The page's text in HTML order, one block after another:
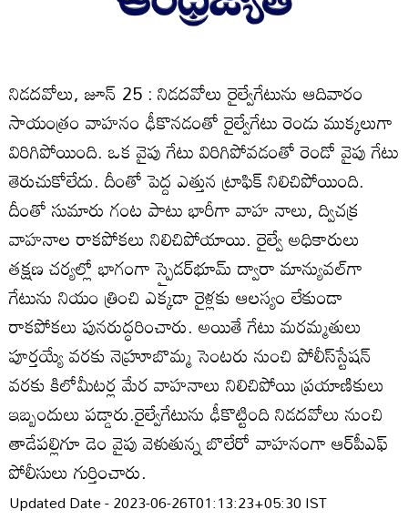
నిడదవోలు, జూన్‌ 25 : నిడదవోలు రైల్వేగేటును ఆదివారం
సాయంత్రం వాహనం ఢీకొనడంతో రైల్వేగేటు రెండు ముక్కలుగా
విరిగిపోయింది. ఒక వైపు గేటు విరిగిపోవడంతో రెండో వైపు గేటు
తెరుచుకోలేదు. దీంతో పెద్ద ఎత్తున ట్రాఫిక్‌ నిలిచిపోయింది.
దీంతో సుమారు గంట పాటు భారీగా వాహ నాలు, ద్విచక్ర
వాహనాల రాకపోకలు నిలిచిపోయాయి. రైల్వే అధికారులు
తక్షణ చర్యల్లో భాగంగా స్పైడర్‌భూమ్‌ ద్వారా మాన్యువల్‌గా
గేటును నియం త్రించి ఎక్కడా రైళ్లకు ఆలస్యం లేకుండా
రాకపోకలు పునరుద్ధరించారు. అయితే గేటు మరమ్మతులు
పూర్తయ్యే వరకు నెహ్రూబొమ్మ సెంటరు నుంచి పోలీస్‌స్టేషన్‌
వరకు కిలోమీటర్ల మేర వాహనాలు నిలిచిపోయి ప్రయాణికులు
ఇబ్బందులు పడ్డారు.రైల్వేగేటును ఢీకొట్టింది నిడదవోలు నుంచి
తాడేపల్లిగూ డెం వైపు వెళుతున్న బొలేరో వాహనంగా ఆర్‌పీఎఫ్‌
పోలీసులు గుర్తించారు.
Updated Date - 2023-06-26T01:13:23+05:30 IST